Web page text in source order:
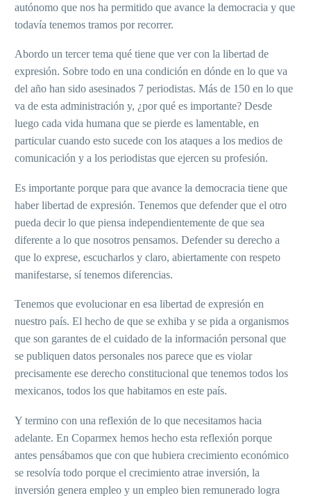
autónomo que nos ha permitido que avance la democracia y que
todavía tenemos tramos por recorrer.
Abordo un tercer tema qué tiene que ver con la libertad de
expresión. Sobre todo en una condición en dónde en lo que va
del año han sido asesinados 7 periodistas. Más de 150 en lo que
va de esta administración y, ¿por qué es importante? Desde
luego cada vida humana que se pierde es lamentable, en
particular cuando esto sucede con los ataques a los medios de
comunicación y a los periodistas que ejercen su profesión.
Es importante porque para que avance la democracia tiene que
haber libertad de expresión. Tenemos que defender que el otro
pueda decir lo que piensa independientemente de que sea
diferente a lo que nosotros pensamos. Defender su derecho a
que lo exprese, escucharlos y claro, abiertamente con respeto
manifestarse, sí tenemos diferencias.
Tenemos que evolucionar en esa libertad de expresión en
nuestro país. El hecho de que se exhiba y se pida a organismos
que son garantes de el cuidado de la información personal que
se publiquen datos personales nos parece que es violar
precisamente ese derecho constitucional que tenemos todos los
mexicanos, todos los que habitamos en este país.
Y termino con una reflexión de lo que necesitamos hacia
adelante. En Coparmex hemos hecho esta reflexión porque
antes pensábamos que con que hubiera crecimiento económico
se resolvía todo porque el crecimiento atrae inversión, la
inversión genera empleo y un empleo bien remunerado logra